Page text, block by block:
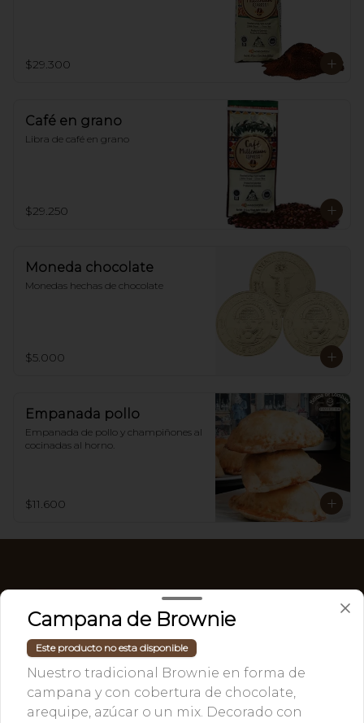
$29.300
Café en grano
Libra de café en grano
$29.250
Moneda chocolate
Monedas hechas de chocolate
$5.000
Empanada pollo
Empanada de pollo y champiñones al
cocinadas al horno.
$11.600
Conócenos
Campana de Brownie
Este producto no esta disponible
Nuestro tradicional Brownie en forma de
campana y con cobertura de chocolate,
arequipe, azúcar o un mix. Decorado con